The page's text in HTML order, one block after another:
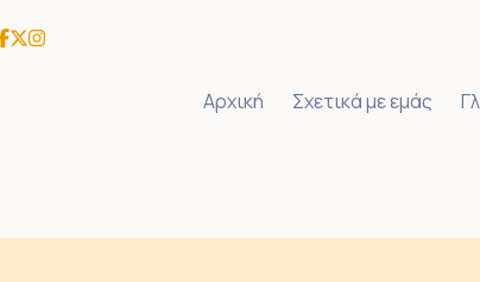
Αρχική Σχετικά με εμάς